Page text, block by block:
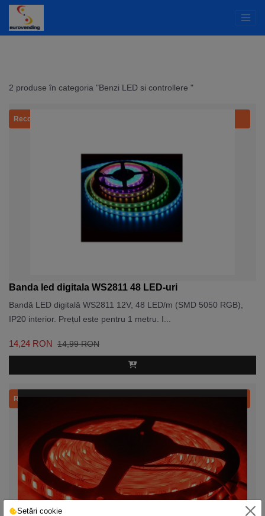
2 produse în categoria "Benzi LED si controllere "
Recomandat
Banda led digitala WS2811 48 LED-uri
Bandă LED digitală WS2811 12V, 48 LED/m (SMD 5050 RGB),
IP20 interior. Prețul este pentru 1 metru. I...
14,24 RON 14,99 RON
Recomandat
Setări cookie